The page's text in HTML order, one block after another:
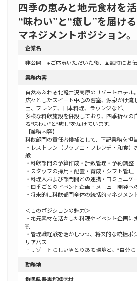
四季の恵みと地元食材を活
“味わい”と“癒し”を届ける
マネジメントポジション。
企業名
非公開 ※ご応募いただいた後、面談時にお伝
業務内容
自然あふれる北軽井沢高原のリゾートホテル。
広々としたスイート中心の客室、源泉かけ流
ェ、フレンチ、日本料理、ラウンジなど、
多様な料飲施設を併設しており、四季折々の
る“味わい”と“癒し”を届けています。
【業務内容】
料飲部門の責任者候補として、下記業務を担
・レストラン（ブッフェ・フレンチ・和食）
般
・料飲部門の予算作成・計数管理・予約調整
・スタッフの採用・配置・育成・シフト管理
・料理人および部門間との連携・コミュニケ
・四季ごとのイベント企画・メニュー開発へ
・将来的に料飲部門全体の統括的マネジメン
＜このポジションの魅力＞
・地元素材を活かした料理やイベント企画に
割
・管理職経験を活かしつつ、将来的な統括ポ
リアパス
・リゾートらしいゆとりある環境と、“自分
勤務地
群馬県吾妻郡嬬恋村